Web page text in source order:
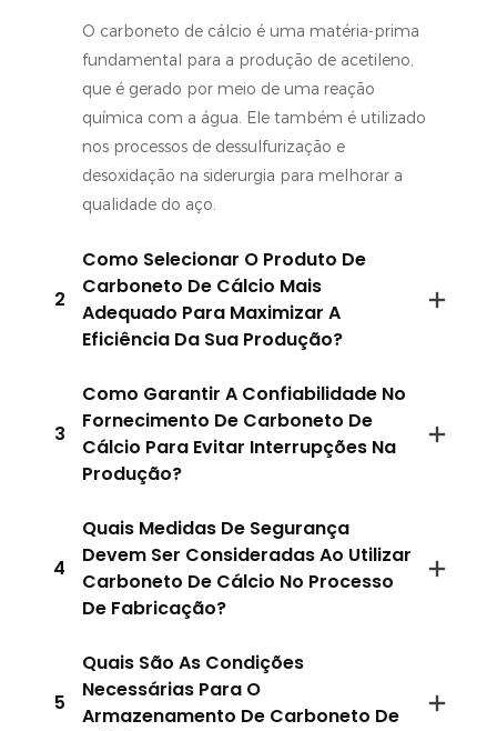
O carboneto de cálcio é uma matéria-prima
fundamental para a produção de acetileno,
que é gerado por meio de uma reação
química com a água. Ele também é utilizado
nos processos de dessulfurização e
desoxidação na siderurgia para melhorar a
qualidade do aço.
2
Como Selecionar O Produto De
Carboneto De Cálcio Mais
Adequado Para Maximizar A
Eficiência Da Sua Produção?
3
Como Garantir A Confiabilidade No
Fornecimento De Carboneto De
Cálcio Para Evitar Interrupções Na
Produção?
4
Quais Medidas De Segurança
Devem Ser Consideradas Ao Utilizar
Carboneto De Cálcio No Processo
De Fabricação?
5
Quais São As Condições
Necessárias Para O
Armazenamento De Carboneto De